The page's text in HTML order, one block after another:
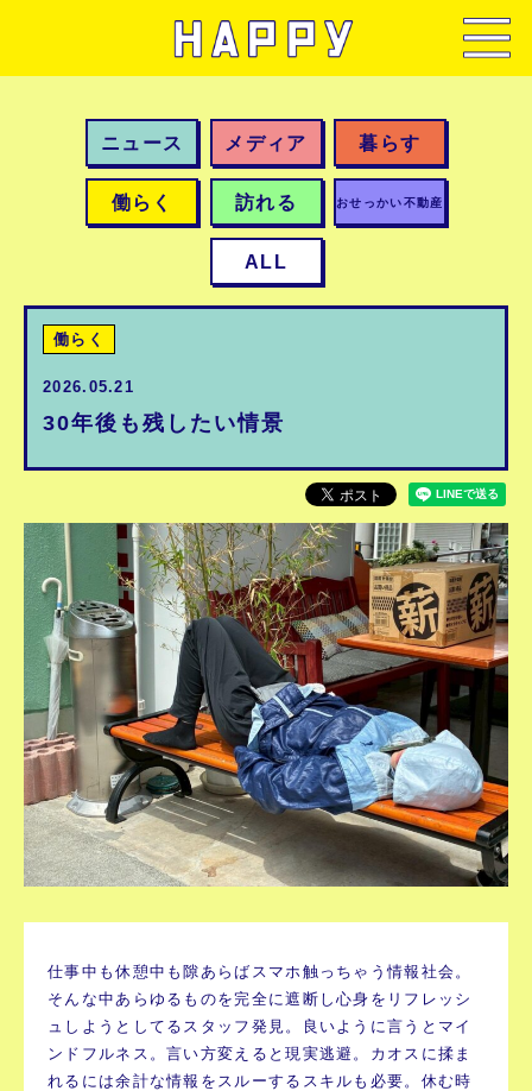
ニュース メディア 暮らす
働らく 訪れる おせっかい不動産
ALL
働らく
2026.05.21
30年後も残したい情景
仕事中も休憩中も隙あらばスマホ触っちゃう情報社会。
そんな中あらゆるものを完全に遮断し心身をリフレッシ
ュしようとしてるスタッフ発見。良いように言うとマイ
ンドフルネス。言い方変えると現実逃避。カオスに揉ま
れるには余計な情報をスルーするスキルも必要。休む時